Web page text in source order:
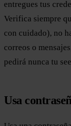
entregues tus
Verifica siempre
con cuidado), no
correos o
pedirá nunca tu
Usa